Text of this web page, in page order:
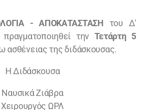
- ΑΠΟΚΑΤΑΣΤΑΣΗ του Δ'
την Τετάρτη 5
ασθένειας της διδάσκουσας.
Η Διδάσκουσα
Ναυσικά Ζιάβρα
Χειρουργός ΩΡΛ